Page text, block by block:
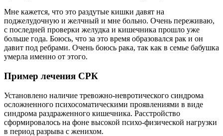
Мне кажется, что это раздутые кишки давят на
поджелудочную и желчный и мне больно. Очень переживаю,
с последней проверки желудка и кишечника прошло уже
больше года. Боюсь, что за это время образовался рак и он
давит под ребрами. Очень боюсь рака, так как в семье бабушка
умерла именно от этого.
Пример лечения СРК
Установлено наличие тревожно-невротического синдрома
осложненного психосоматическими проявлениями в виде
синдрома раздраженного кишечника. Расстройство
сформировалось на фоне высокой психо-физической нагрузки
в период разрыва с женихом.